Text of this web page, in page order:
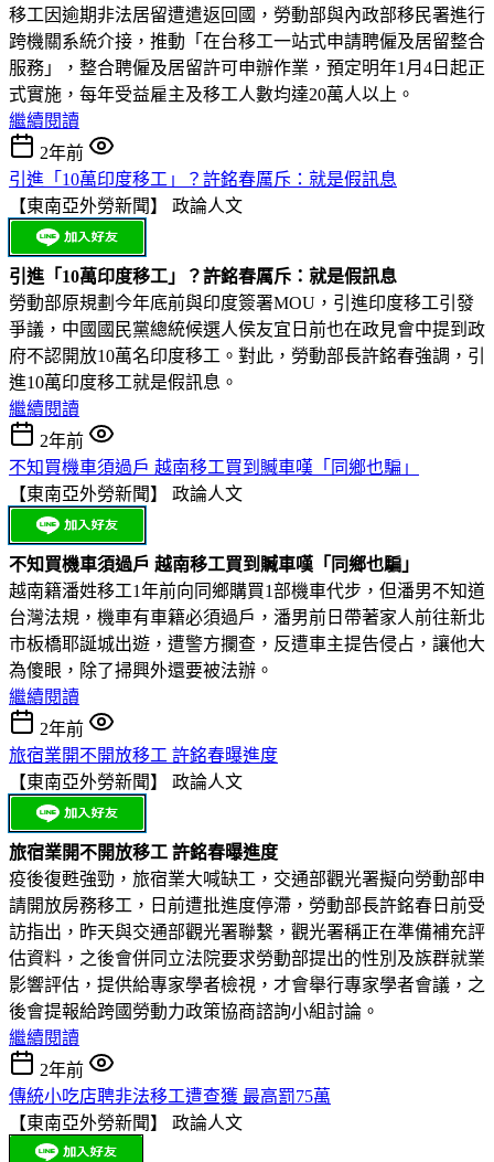
移工因逾期非法居留遭遣返回國，勞動部與內政部移民署進行
跨機關系統介接，推動「在台移工一站式申請聘僱及居留整合
服務」，整合聘僱及居留許可申辦作業，預定明年1月4日起正
式實施，每年受益雇主及移工人數均達20萬人以上。
繼續閱讀
2年前
引進「10萬印度移工」？許銘春厲斥：就是假訊息
【東南亞外勞新聞】 政論人文
引進「10萬印度移工」？許銘春厲斥：就是假訊息
勞動部原規劃今年底前與印度簽署MOU，引進印度移工引發
爭議，中國國民黨總統候選人侯友宜日前也在政見會中提到政
府不認開放10萬名印度移工。對此，勞動部長許銘春強調，引
進10萬印度移工就是假訊息。
繼續閱讀
2年前
不知買機車須過戶 越南移工買到贓車嘆「同鄉也騙」
【東南亞外勞新聞】 政論人文
不知買機車須過戶 越南移工買到贓車嘆「同鄉也騙」
越南籍潘姓移工1年前向同鄉購買1部機車代步，但潘男不知道
台灣法規，機車有車籍必須過戶，潘男前日帶著家人前往新北
市板橋耶誕城出遊，遭警方攔查，反遭車主提告侵占，讓他大
為傻眼，除了掃興外還要被法辦。
繼續閱讀
2年前
旅宿業開不開放移工 許銘春曝進度
【東南亞外勞新聞】 政論人文
旅宿業開不開放移工 許銘春曝進度
疫後復甦強勁，旅宿業大喊缺工，交通部觀光署擬向勞動部申
請開放房務移工，日前遭批進度停滯，勞動部長許銘春日前受
訪指出，昨天與交通部觀光署聯繫，觀光署稱正在準備補充評
估資料，之後會併同立法院要求勞動部提出的性別及族群就業
影響評估，提供給專家學者檢視，才會舉行專家學者會議，之
後會提報給跨國勞動力政策協商諮詢小組討論。
繼續閱讀
2年前
傳統小吃店聘非法移工遭查獲 最高罰75萬
【東南亞外勞新聞】 政論人文